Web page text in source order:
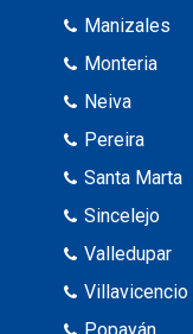
Manizales
Monteria
Neiva
Pereira
Santa Marta
Sincelejo
Valledupar
Villavicencio
Popayán